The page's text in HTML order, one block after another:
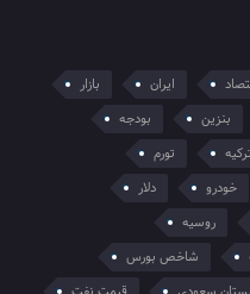
ایران
بازار
بنزین
بودجه
ترکیه
تورم
خودرو
دلار
روسیه
شاخص بورس